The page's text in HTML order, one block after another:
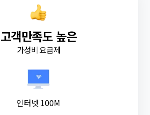
고객만족도 높은
가성비 요금제
인터넷 100M